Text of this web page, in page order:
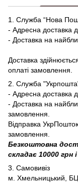
1. Служба “Нова
- Адресна доставка
- Доставка на
Доставка
оплаті замовлення.
2. Служба
- Адресна доставка
- Доставка на
замовлення.
Відправка
замовлення.
Безкоштовна
складає 10000 грн
3. Самовивіз
м. Хмельницький,